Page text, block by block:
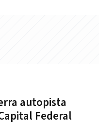
autopista
Federal